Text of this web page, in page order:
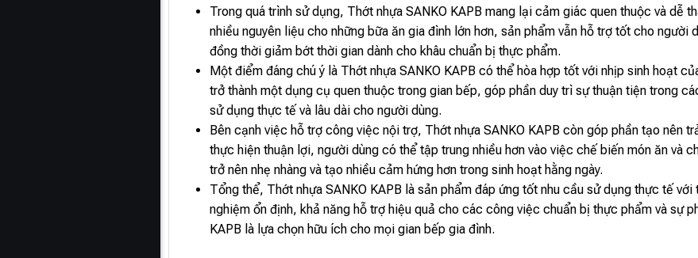
Trong quá trình sử dụng, Thớt nhựa SANKO KAPB mang lại cảm giác quen thuộc và dễ
nhiều nguyên liệu cho những bữa ăn gia đình lớn hơn, sản phẩm vẫn hỗ trợ tốt cho
đồng thời giảm bớt thời gian dành cho khâu chuẩn bị thực phẩm.
Một điểm đáng chú ý là Thớt nhựa SANKO KAPB có thể hòa hợp tốt với nhịp sinh hoạt
trở thành một dụng cụ quen thuộc trong gian bếp, góp phần duy trì sự thuận tiện trong
sử dụng thực tế và lâu dài cho người dùng.
Bên cạnh việc hỗ trợ công việc nội trợ, Thớt nhựa SANKO KAPB còn góp phần tạo nên
thực hiện thuận lợi, người dùng có thể tập trung nhiều hơn vào việc chế biến món ăn và
trở nên nhẹ nhàng và tạo nhiều cảm hứng hơn trong sinh hoạt hằng ngày.
Tổng thể, Thớt nhựa SANKO KAPB là sản phẩm đáp ứng tốt nhu cầu sử dụng thực tế
nghiệm ổn định, khả năng hỗ trợ hiệu quả cho các công việc chuẩn bị thực phẩm và sự
KAPB là lựa chọn hữu ích cho mọi gian bếp gia đình.